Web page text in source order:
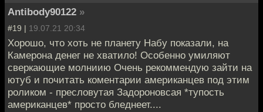
Antibody90122 »
#19 | 19.07.21 20:34
Хорошо, что хоть не планету Набу показали, на
Камерона денег не хватило! Особенно умиляют
сверкающие молниию Очень рекоммендую зайти на
ютуб и почитать коментарии американцев под этим
роликом - пресловутая Задороновсая *тупость
американцев* просто бледнеет....